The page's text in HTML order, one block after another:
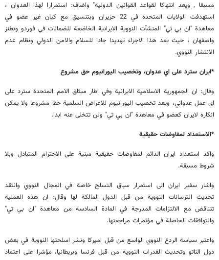
مسبقا , ويعد انتهاكا لقواعد القوانين الدولية" واضاف: استمرارا لهذا العدوان ،
استهدفت الولايات المتحدة في 22 حزيران وبتنسيق مع كيان غير عضو في
معاهدة "ان بي تي" المنشآت النووية الايرانية الخاضعة للضمانات في فوردو ونطنز
واصفهان ، حيث يعد هذا الاجراء تهديدا جادا للسلام والامن الدولي ونظام عدم
الانتشار النووي.
*ايران سترد على اي عدوان، وتخصيب اليورانيوم حق مشروع
وقال: ان الجمهورية الاسلامية الايرانية وفي اطار ميثاق الامم المتحدة سترد على
اي عمل عدواني، ويعد تخصيب اليورانيوم للاغراض السلمية حقا مشروعا ولا يمكن
انكاره لايران كعضو في معاهدة "ان بي تي" ولن تتخلى عنه ابدا.
*الاستعداد لمفاوضات حقيقية
واكد استعداد ايران الدائم لمفاوضات حقيقية مبنية على الاحترام المتبادل وبلا
شروط مسبقة.
واشار سفير ايران الى استمرار سباق التسلح خاصة في المجال النووي وانتقد
تحديث الترسانات النووية من قبل الدول المالكة لها وقال: ان هذه العملية
تتناقض مع الالتزامات المدرجة في المادة السادسة من معاهدة "ان بي تي"
والتوافقات الحاصلة في مؤتمرات مراجعتها.
واعتبر سياسة الردع النووي الواسع من قبل اميركا ونشر اسلحتها النووية في بعض
دول الناتو وتحديث القدرات النووية من قبل فرنسا وبريطانيا، مؤشرا على اعتماد